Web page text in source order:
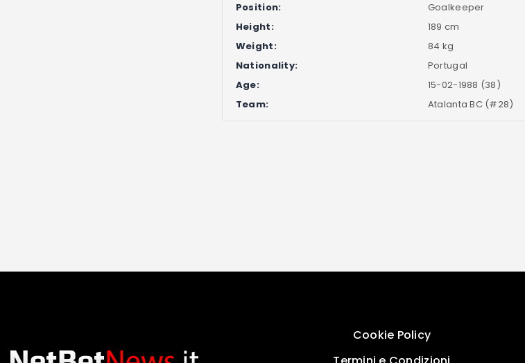
Position:
Goalkeeper
Height:
189 cm
Weight:
84 kg
Nationality:
Portugal
Age:
15-02-1988 (38)
Team:
Atalanta BC (#28)
Cookie Policy